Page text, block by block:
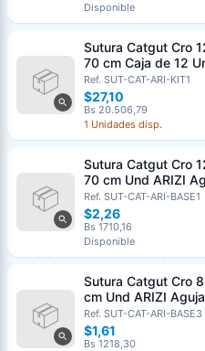
Disponible
Sutura Catgut Cro
70 cm Caja de 12
de 1/2 Circulo
Ref. SUT-CAT-ARI-KIT1
$27,10
Bs 20.506,79
1 Unidades disp.
Sutura Catgut Cro
70 cm Und ARIZI
Circulo Punta
Ref. SUT-CAT-ARI-BASE1
$2,26
Bs 1710,16
Disponible
Sutura Catgut Cro
cm Und ARIZI
Punta Conica 37 mm
Ref. SUT-CAT-ARI-BASE3
$1,61
Bs 1218,30